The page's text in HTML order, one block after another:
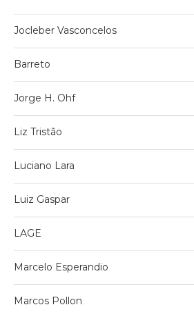
Jocleber Vasconcelos
Barreto
Jorge H. Ohf
Liz Tristão
Luciano Lara
Luiz Gaspar
LAGE
Marcelo Esperandio
Marcos Pollon